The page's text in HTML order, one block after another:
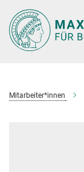
Hauptinhalt
Mitarbeiter*innen